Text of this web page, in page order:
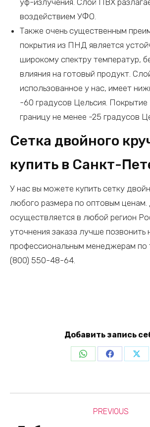
воздействием УФО.
Также очень существенным
покрытия из ПНД является
широкому спектру температур,
влияния на готовый продукт.
использованное у нас, имеет
-60 градусов Цельсия.
границу не менее -25 градусов
Сетка двойного
купить в Санкт-
У нас вы можете купить сетку
любого размера по оптовым ценам.
осуществляется в любой регион
уточнения заказа лучше позвонить
профессиональным менеджерам по
(800) 550-48-64.
Добавить запись
Share
Share
PREVIOUS